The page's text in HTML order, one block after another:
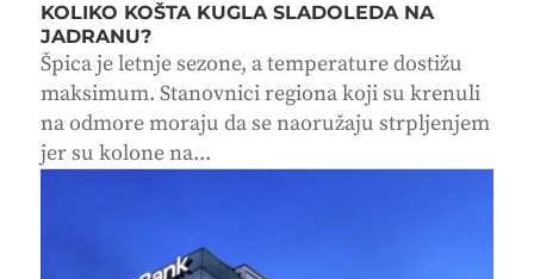
KOLIKO KOŠTA KUGLA SLADOLEDA NA
JADRANU?
Špica je letnje sezone, a temperature dostižu
maksimum. Stanovnici regiona koji su krenuli
na odmore moraju da se naoružaju strpljenjem
jer su kolone na...